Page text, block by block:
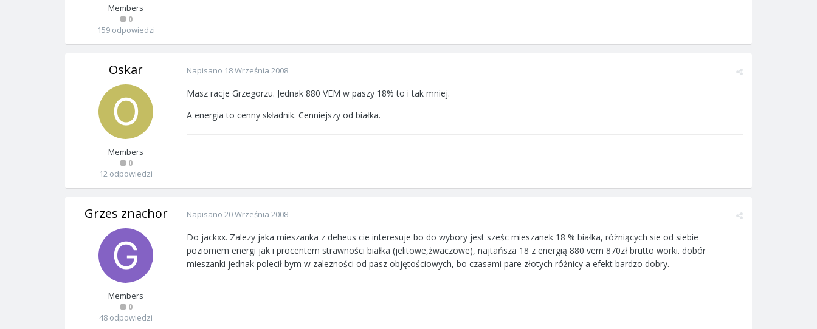
Members
0
159 odpowiedzi
Oskar
Members
0
12 odpowiedzi
Napisano 18 Września 2008
Masz racje Grzegorzu. Jednak 880 VEM w paszy 18% to i tak mniej.
A energia to cenny składnik. Cenniejszy od białka.
Grzes znachor
Members
0
48 odpowiedzi
Napisano 20 Września 2008
Do jackxx. Zalezy jaka mieszanka z deheus cie interesuje bo do wybory jest sześc mieszanek 18 % białka, różniących sie od siebie
poziomem energi jak i procentem strawności białka (jelitowe,żwaczowe), najtańsza 18 z energią 880 vem 870zł brutto worki. dobór
mieszanki jednak polecił bym w zalezności od pasz objętościowych, bo czasami pare złotych różnicy a efekt bardzo dobry.